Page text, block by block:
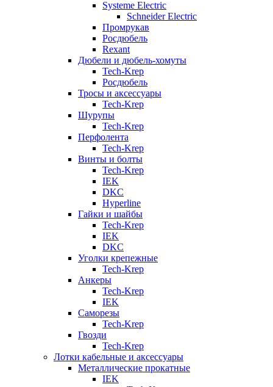
Systeme Electric
Schneider Electric
Промрукав
Росдюбель
Rexant
Дюбели и дюбель-хомуты
Tech-Krep
Росдюбель
Тросы и аксессуары
Tech-Krep
Шурупы
Tech-Krep
Перфолента
Tech-Krep
Винты и болты
Tech-Krep
IEK
DKC
Hyperline
Гайки и шайбы
Tech-Krep
IEK
DKC
Уголки крепежные
Tech-Krep
Анкеры
Tech-Krep
IEK
Саморезы
Tech-Krep
Гвозди
Tech-Krep
Лотки кабельные и аксессуары
Металлические прокатные
IEK